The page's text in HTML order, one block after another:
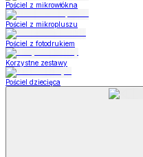
Pościel z mikrowłókna
Pościel z mikropluszu
Pościel z fotodrukiem
Korzystne zestawy
Pościel dziecięca